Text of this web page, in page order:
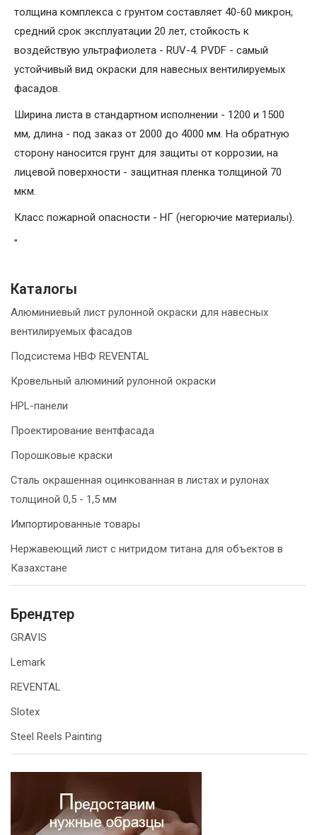
толщина комплекса с грунтом составляет 40-60 микрон,
средний срок эксплуатации 20 лет, стойкость к
воздействую ультрафиолета - RUV-4. PVDF - самый
устойчивый вид окраски для навесных вентилируемых
фасадов.
Ширина листа в стандартном исполнении - 1200 и 1500
мм, длина - под заказ от 2000 до 4000 мм. На обратную
сторону наносится грунт для защиты от коррозии, на
лицевой поверхности - защитная пленка толщиной 70
мкм.
Класс пожарной опасности - НГ (негорючие материалы).
"
Каталогы
Алюминиевый лист рулонной окраски для навесных
вентилируемых фасадов
Подсистема НВФ REVENTAL
Кровельный алюминий рулонной окраски
HPL-панели
Проектирование вентфасада
Порошковые краски
Сталь окрашенная оцинкованная в листах и рулонах
толщиной 0,5 - 1,5 мм
Импортированные товары
Нержавеющий лист с нитридом титана для объектов в
Казахстане
Брендтер
GRAVIS
Lemark
REVENTAL
Slotex
Steel Reels Painting